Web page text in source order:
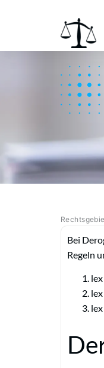
Bei
Regeln
Alle